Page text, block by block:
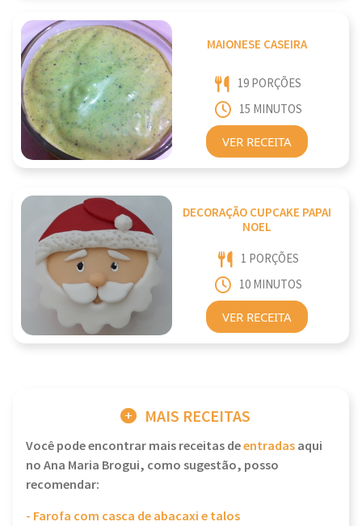
MAIONESE CASEIRA
19 PORÇÕES
15 MINUTOS
VER RECEITA
DECORAÇÃO CUPCAKE PAPAI
NOEL
1 PORÇÕES
10 MINUTOS
VER RECEITA
MAIS RECEITAS
Você pode encontrar mais receitas deentradasaqui
no Ana Maria Brogui, como sugestão, posso
recomendar:
- Farofa com casca de abacaxi e talos